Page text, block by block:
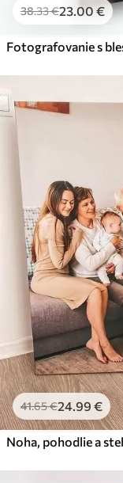
38.33€23.00 €
41.65€24.99 €
Noha, pohodlie a